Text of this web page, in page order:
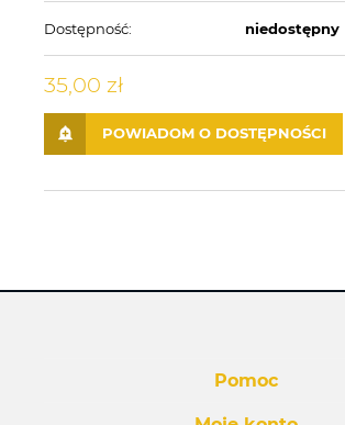
Dostępność: niedostępny
35,00 zł
POWIADOM O DOSTĘPNOŚCI
Pomoc